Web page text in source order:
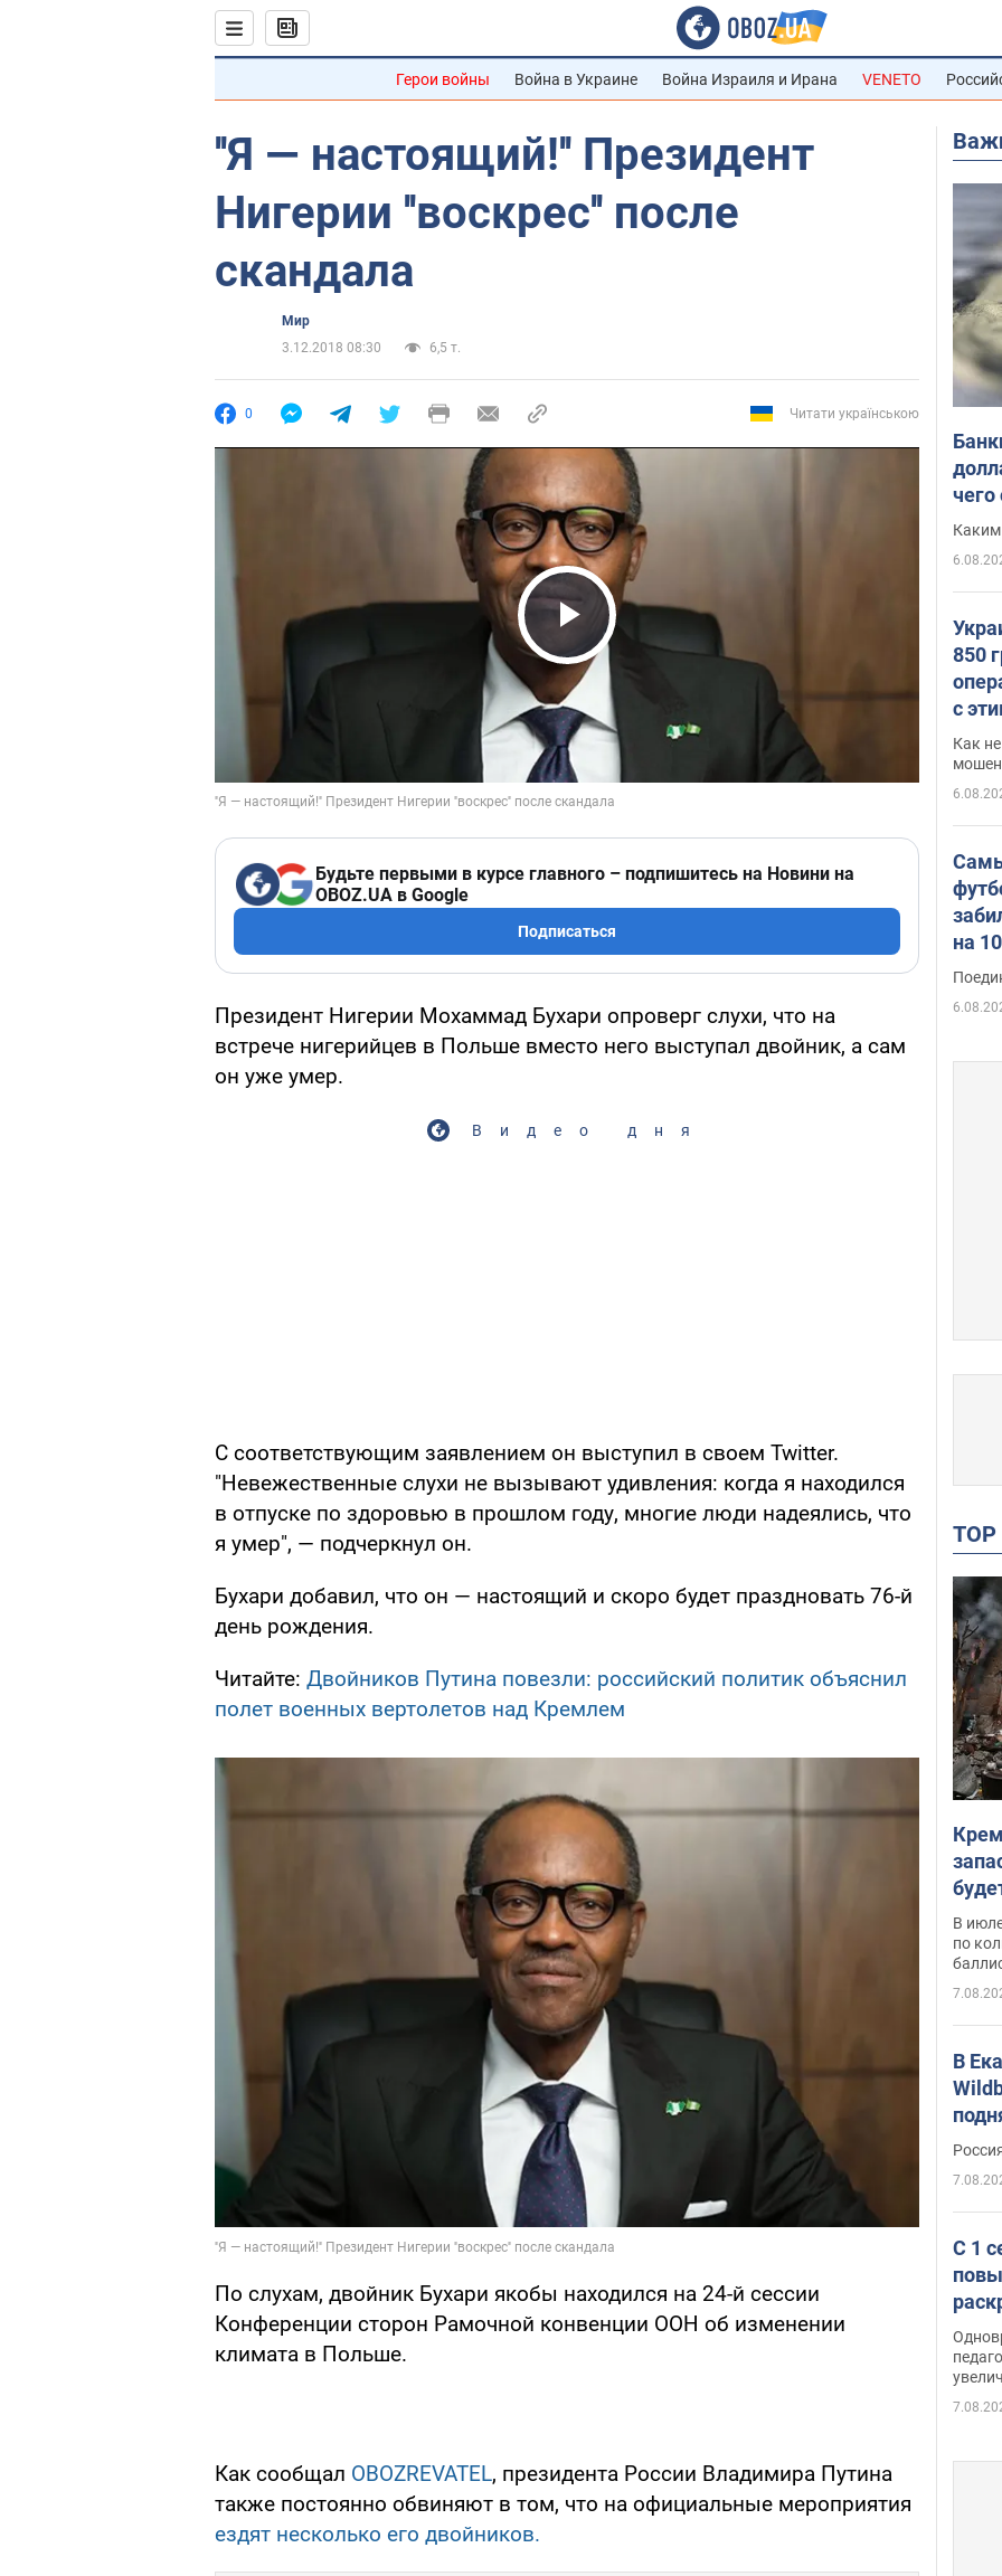
Герои войны Война в Украине Война Израиля и Ирана VENETO
''Я — настоящий!'' Президент
Нигерии ''воскрес'' после
скандала
Мир
3.12.2018 08:30
6,5 т.
0 Читати українською
Play Video
Будьте первыми в курсе главного – подпишитесь на Новини на
OBOZ.UA в Google
Подписаться
Президент Нигерии Мохаммад Бухари опроверг слухи, что на
встрече нигерийцев в Польше вместо него выступал двойник, а сам
он уже умер.
Видео дня
С соответствующим заявлением он выступил в своем Twitter.
"Невежественные слухи не вызывают удивления: когда я находился
в отпуске по здоровью в прошлом году, многие люди надеялись, что
я умер", — подчеркнул он.
Бухари добавил, что он — настоящий и скоро будет праздновать 76-й
день рождения.
Читайте: Двойников Путина повезли: российский политик объяснил
полет военных вертолетов над Кремлем
По слухам, двойник Бухари якобы находился на 24-й сессии
Конференции сторон Рамочной конвенции ООН об изменении
климата в Польше.
Как сообщал OBOZREVATEL, президента России Владимира Путина
также постоянно обвиняют в том, что на официальные мероприятия
ездят несколько его двойников.
Каким
850
с
Как
на
В
по
В
С 1